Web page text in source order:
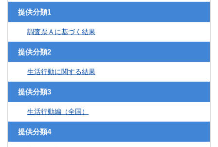
提供分類1
調査票Ａに基づく結果
提供分類2
生活行動に関する結果
提供分類3
生活行動編（全国）
提供分類4